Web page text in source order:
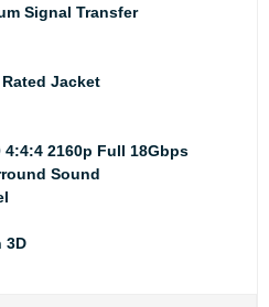
Signal Transfer
Jacket
4:4:4 2160p Full 18Gbps
Sound
3D